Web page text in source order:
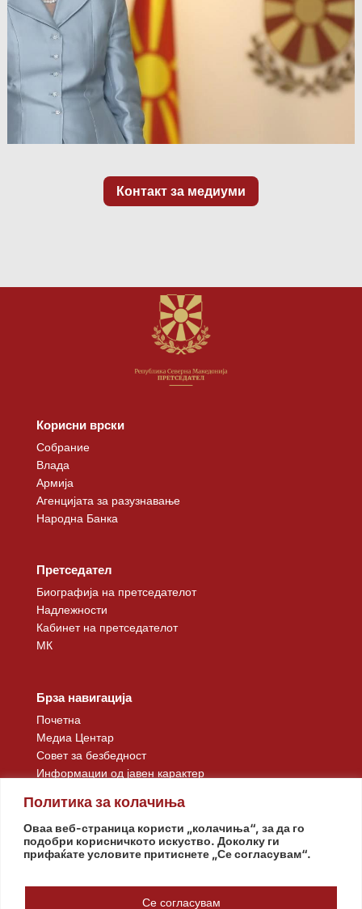
Политика за колачиња
Оваа веб-страница користи „колачиња“, за да го
подобри корисничкото искуство. Доколку ги
прифаќате условите притиснете „Се согласувам“.
Се согласувам
Контакт за медиуми
Корисни врски
Собрание
Влада
Армија
Агенцијата за разузнавање
Народна Банка
Претседател
Биографија на претседателот
Надлежности
Кабинет на претседателот
МК
Брза навигација
Почетна
Медиа Центар
Совет за безбедност
Информации од јавен карактер